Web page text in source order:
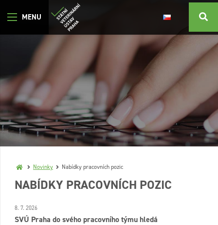
Novinky Nabídky pracovních pozic
NABÍDKY PRACOVNÍCH POZIC
8. 7. 2026
SVÚ Praha do svého pracovního týmu hledá